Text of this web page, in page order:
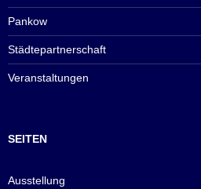
Pankow
Städtepartnerschaft
Veranstaltungen
SEITEN
Ausstellung